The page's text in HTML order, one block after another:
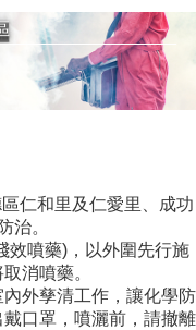
仁和里及仁愛里、成功
治。
效噴藥)，以外圍先行施
消噴藥。
外孳清工作，讓化學防
口罩，噴灑前，請撤離